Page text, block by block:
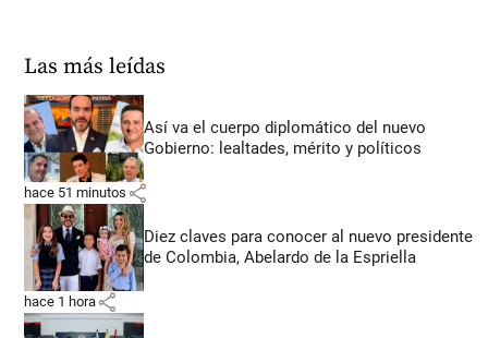
Las más leídas
Así va el cuerpo diplomático del nuevo
Gobierno: lealtades, mérito y políticos
hace 51 minutos share
Diez claves para conocer al nuevo presidente
de Colombia, Abelardo de la Espriella
hace 1 hora share